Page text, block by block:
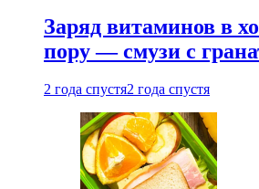
Заряд витаминов в
пору — смузи с
2 года спустя2 года спустя